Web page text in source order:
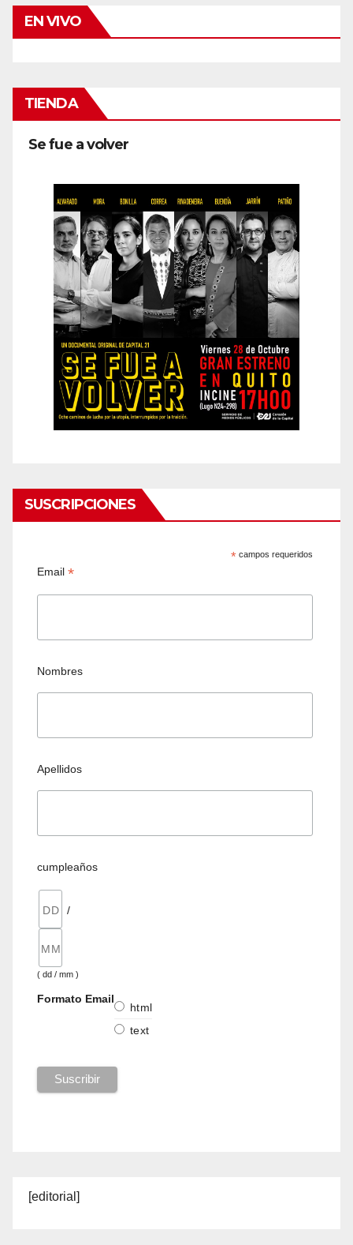
EN VIVO
TIENDA
Se fue a volver
SUSCRIPCIONES
* campos requeridos
Email*
Nombres
Apellidos
cumpleaños
/
( dd / mm )
Formato Email
html
text
[editorial]